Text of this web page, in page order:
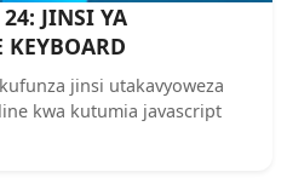
24: JINSI YA
KEYBOARD
jinsi utakavyoweza
kwa kutumia javascript